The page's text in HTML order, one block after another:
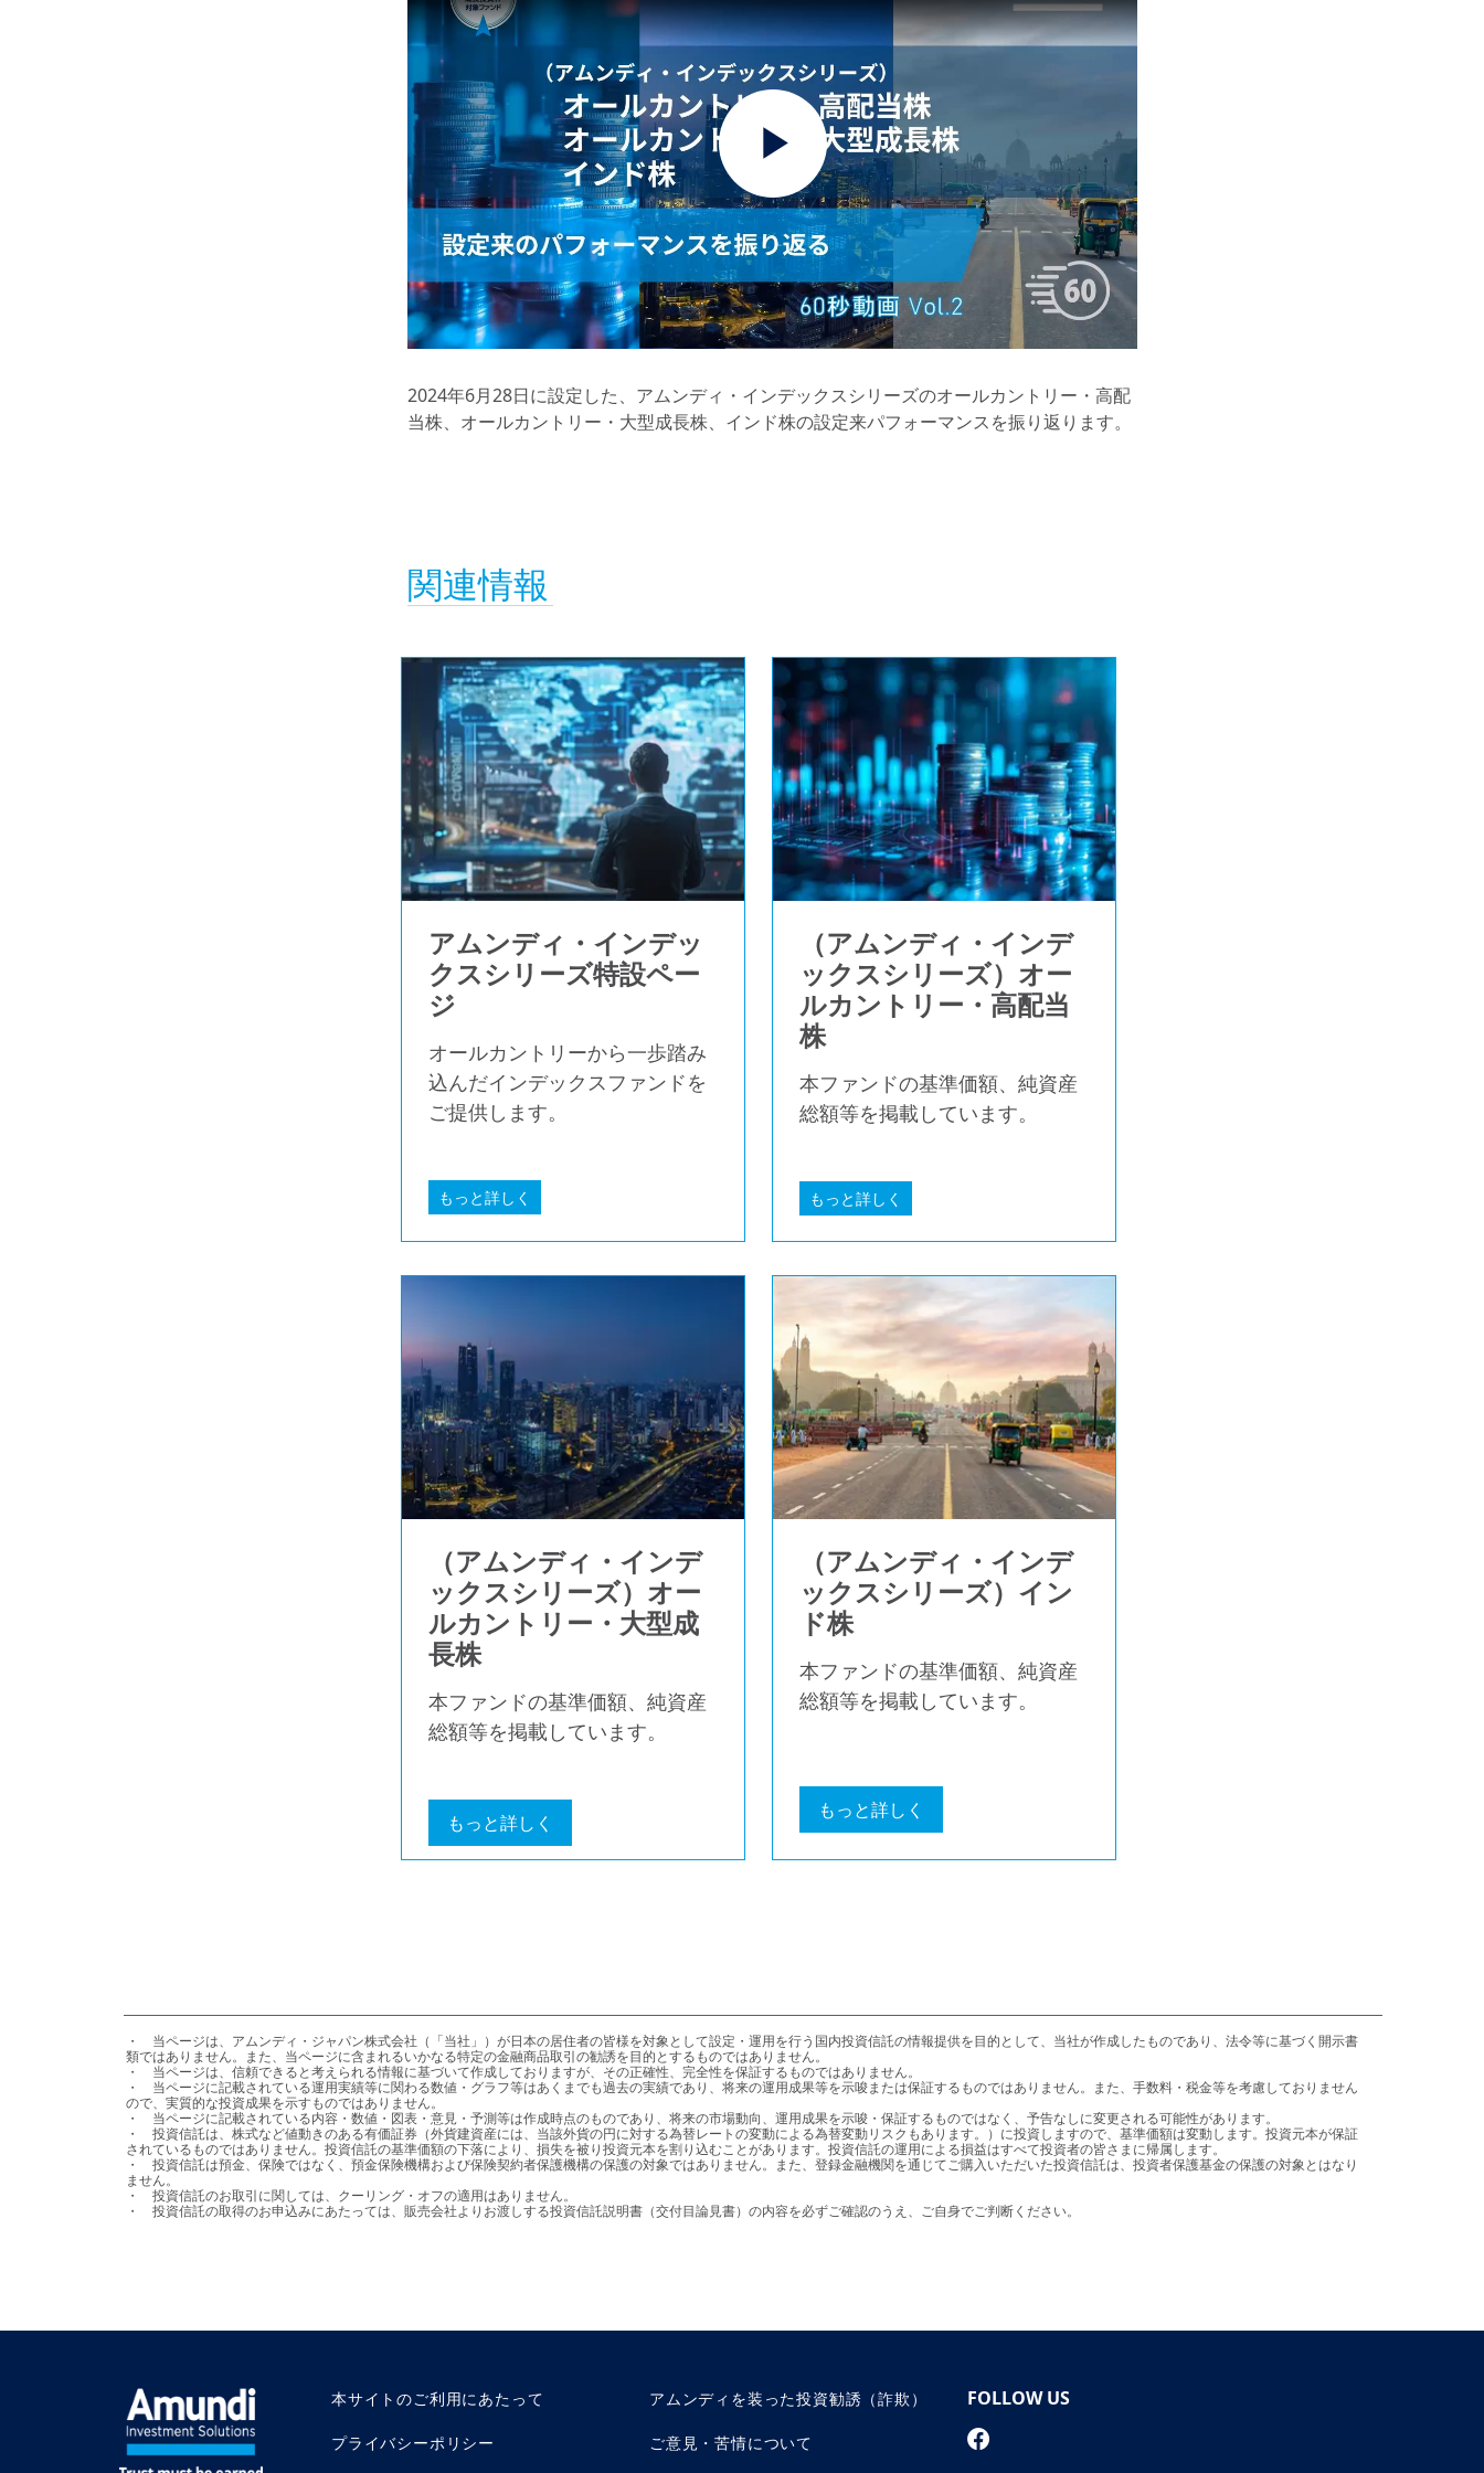
Play
Video
2024年6月28日に設定した、アムンディ・インデックスシリーズのオールカントリー・高配
当株、オールカントリー・大型成長株、インド株の設定来パフォーマンスを振り返ります。
関連情報
アムンディ・インデッ
クスシリーズ特設ペー
ジ
オールカントリーから一歩踏み
込んだインデックスファンドを
ご提供します。
もっと詳しく
（アムンディ・インデ
ックスシリーズ）オー
ルカントリー・高配当
株
本ファンドの基準価額、純資産
総額等を掲載しています。
もっと詳しく
（アムンディ・インデ
ックスシリーズ）オー
ルカントリー・大型成
長株
本ファンドの基準価額、純資産
総額等を掲載しています。
もっと詳しく
（アムンディ・インデ
ックスシリーズ）イン
ド株
本ファンドの基準価額、純資産
総額等を掲載しています。
もっと詳しく
・	当ページは、アムンディ・ジャパン株式会社（「当社」）が日本の居住者の皆様を対象として設定・運用を行う国内投資信託の情報提供を目的として、当社が作成したものであり、法令等に基づく開示書
類ではありません。また、当ページに含まれるいかなる特定の金融商品取引の勧誘を目的とするものではありません。
・	当ページは、信頼できると考えられる情報に基づいて作成しておりますが、その正確性、完全性を保証するものではありません。
・	当ページに記載されている運用実績等に関わる数値・グラフ等はあくまでも過去の実績であり、将来の運用成果等を示唆または保証するものではありません。また、手数料・税金等を考慮しておりません
ので、実質的な投資成果を示すものではありません。
・	当ページに記載されている内容・数値・図表・意見・予測等は作成時点のものであり、将来の市場動向、運用成果を示唆・保証するものではなく、予告なしに変更される可能性があります。
・	投資信託は、株式など値動きのある有価証券（外貨建資産には、当該外貨の円に対する為替レートの変動による為替変動リスクもあります。）に投資しますので、基準価額は変動します。投資元本が保証
されているものではありません。投資信託の基準価額の下落により、損失を被り投資元本を割り込むことがあります。投資信託の運用による損益はすべて投資者の皆さまに帰属します。
・	投資信託は預金、保険ではなく、預金保険機構および保険契約者保護機構の保護の対象ではありません。また、登録金融機関を通じてご購入いただいた投資信託は、投資者保護基金の保護の対象とはなり
ません。
・	投資信託のお取引に関しては、クーリング・オフの適用はありません。
・	投資信託の取得のお申込みにあたっては、販売会社よりお渡しする投資信託説明書（交付目論見書）の内容を必ずご確認のうえ、ご自身でご判断ください。
本サイトのご利用にあたって
プライバシーポリシー
アムンディを装った投資勧誘（詐欺）
ご意見・苦情について
FOLLOW US